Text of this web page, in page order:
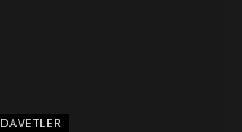
DAVETLER